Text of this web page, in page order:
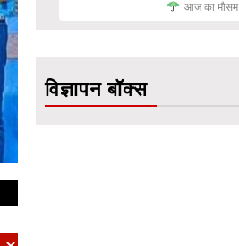
आज का मौसम
विज्ञापन बॉक्स